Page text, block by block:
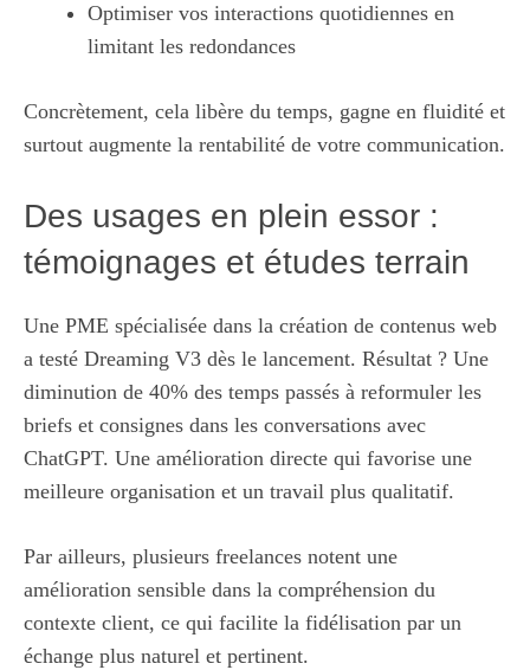
Optimiser vos interactions quotidiennes en
limitant les redondances
Concrètement, cela libère du temps, gagne en fluidité et
surtout augmente la rentabilité de votre communication.
Des usages en plein essor :
témoignages et études terrain
Une PME spécialisée dans la création de contenus web
a testé Dreaming V3 dès le lancement. Résultat ? Une
diminution de 40% des temps passés à reformuler les
briefs et consignes dans les conversations avec
ChatGPT. Une amélioration directe qui favorise une
meilleure organisation et un travail plus qualitatif.
Par ailleurs, plusieurs freelances notent une
amélioration sensible dans la compréhension du
contexte client, ce qui facilite la fidélisation par un
échange plus naturel et pertinent.